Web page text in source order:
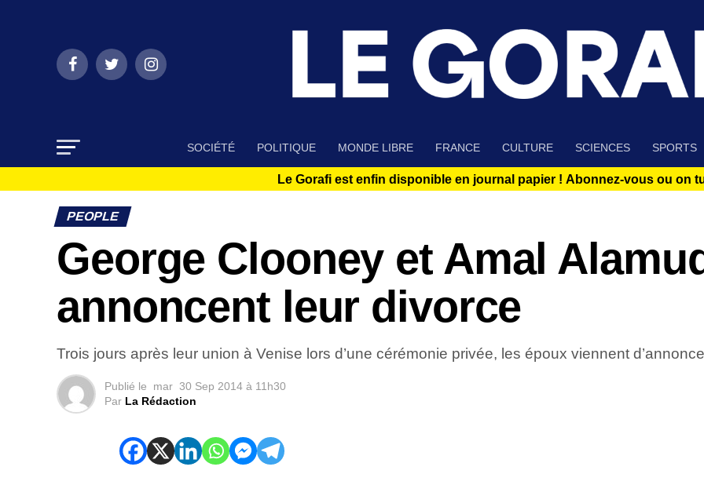
SOCIÉTÉ POLITIQUE MONDE LIBRE FRANCE CULTURE SCIENCES SPORTS
Le Gorafi est enfin disponible en journal papier ! Abonnez-vous ou on
PEOPLE
George Clooney et Amal
annoncent leur divorce
Trois jours après leur union à Venise lors d’une cérémonie privée, les époux viennent
Publié le mar 30 Sep 2014 à 11h30
Par La Rédaction